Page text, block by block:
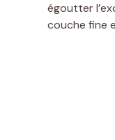
égoutter
couche fine